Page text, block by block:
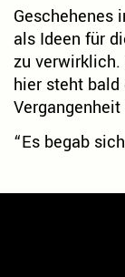
Geschehenes
als Ideen für
zu verwirklich.
hier steht bald
“Es begab